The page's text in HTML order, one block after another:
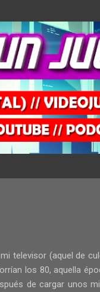
televisor (aquel de
los 80, aquella
de cargar unos